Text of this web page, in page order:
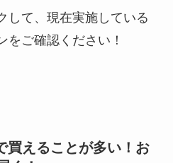
して、現在実施している
をご確認ください！
えることが多い！お